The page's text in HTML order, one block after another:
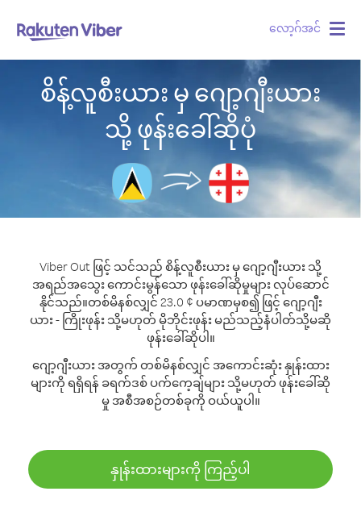
လော့ဂ်အင်
စိန့်လူစီးယား မှ ဂျော့ဂျီးယား
သို့ ဖုန်းခေါ်ဆိုပုံ
Viber Out ဖြင့် သင်သည် စိန့်လူစီးယား မှ ဂျော့ဂျီးယား သို့
အရည်အသွေး ကောင်းမွန်သော ဖုန်းခေါ်ဆိုမှုများ လုပ်ဆောင်
နိုင်သည်။တစ်မိနစ်လျှင် 23.0 ¢ ပမာဏမှစ၍ ဖြင့် ဂျော့ဂျီး
ယား - ကြိုးဖုန်း သို့မဟုတ် မိုဘိုင်းဖုန်း မည်သည့်နံပါတ်သို့မဆို
ဖုန်းခေါ်ဆိုပါ။
ဂျော့ဂျီးယား အတွက် တစ်မိနစ်လျှင် အကောင်းဆုံး နှုန်းထား
များကို ရရှိရန် ခရက်ဒစ် ပက်ကေ့ချ်များ သို့မဟုတ် ဖုန်းခေါ်ဆို
မှု အစီအစဉ်တစ်ခုကို ဝယ်ယူပါ။
နှုန်းထားများကို ကြည့်ပါ